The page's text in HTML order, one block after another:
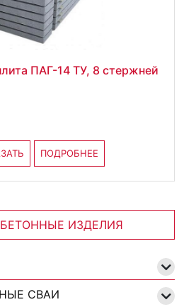
ИЗДЕЛИЯ
СВАИ
ПАГ-14 ТУ, 8 стержней
ПОДРОБНЕЕ